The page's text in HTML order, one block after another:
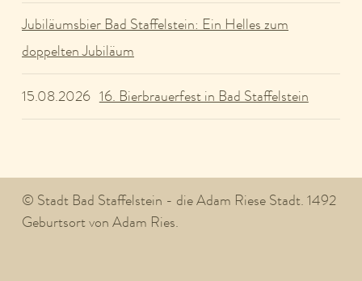
Jubiläumsbier Bad Staffelstein: Ein Helles zum
doppelten Jubiläum
15.08.2026 16. Bierbrauerfest in Bad Staffelstein
© Stadt Bad Staffelstein - die Adam Riese Stadt. 1492
Geburtsort von Adam Ries.